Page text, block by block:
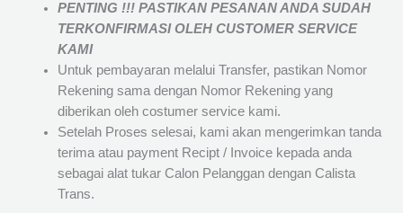
PENTING !!! PASTIKAN PESANAN ANDA SUDAH
TERKONFIRMASI OLEH CUSTOMER SERVICE
KAMI
Untuk pembayaran melalui Transfer, pastikan Nomor
Rekening sama dengan Nomor Rekening yang
diberikan oleh costumer service kami.
Setelah Proses selesai, kami akan mengerimkan tanda
terima atau payment Recipt / Invoice kepada anda
sebagai alat tukar Calon Pelanggan dengan Calista
Trans.